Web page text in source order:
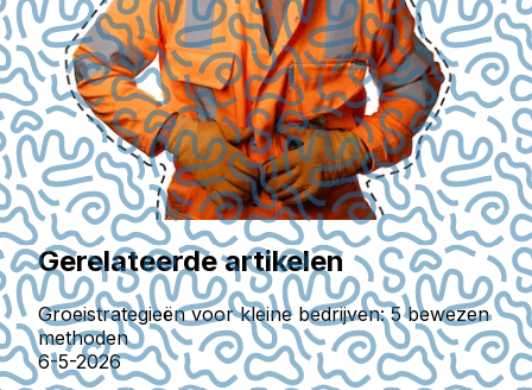
Gerelateerde artikelen
Groeistrategieën voor kleine bedrijven: 5 bewezen
methoden
6-5-2026